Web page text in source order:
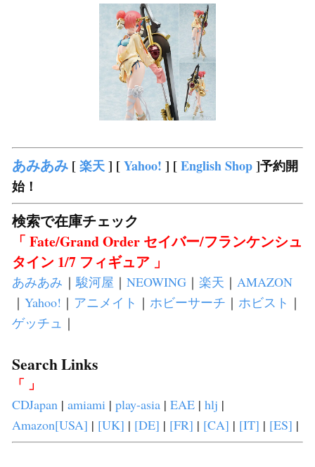
あみあみ [楽天] [Yahoo! ] [English Shop]予約開
始！
検索で在庫チェック
「 Fate/Grand Order セイバー/フランケンシュ
タイン 1/7 フィギュア 」
あみあみ ｜駿河屋 ｜ NEOWING ｜ 楽天 ｜ AMAZON
｜ Yahoo! ｜ アニメイト ｜ ホビーサーチ ｜ ホビスト ｜
ゲッチュ ｜
Search Links
「 」
CDJapan | amiami | play-asia | EAE | hlj |
Amazon[USA] | [UK] | [DE] | [FR] | [CA] | [IT] | [ES] |